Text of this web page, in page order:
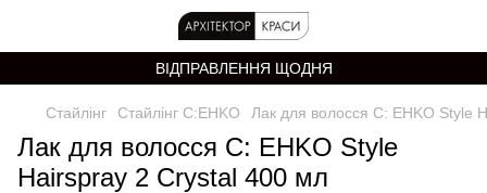
ВІДПРАВЛЕННЯ ЩОДНЯ
Стайлінг Стайлінг C:EHKO Лак для волосся C: EHKO Style
Лак для волосся C: EHKO Style
Hairspray 2 Crystal 400 мл